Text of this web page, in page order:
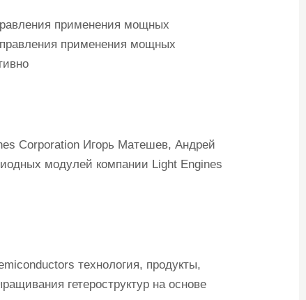
применения мощных
применения мощных
Corporation Игорь Матешев, Андрей
модулей компании Light Engines
технология, продукты,
гетероструктур на основе